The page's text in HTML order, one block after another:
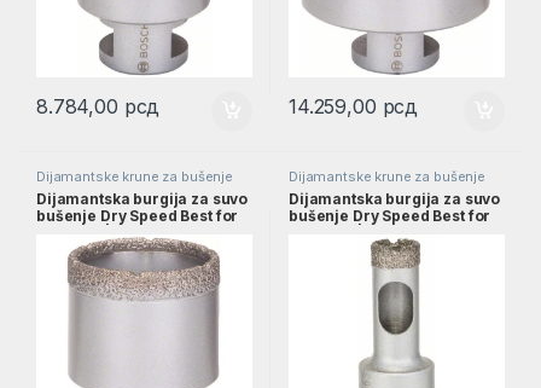
8.784,00 рсд 14.259,00 рсд
Dijamantske krune za bušenje
Dijamantska burgija za suvo
bušenje Dry Speed Best for
Ceramic | 2608587125
Dijamantske krune za bušenje
Dijamantska burgija za suvo
bušenje Dry Speed Best for